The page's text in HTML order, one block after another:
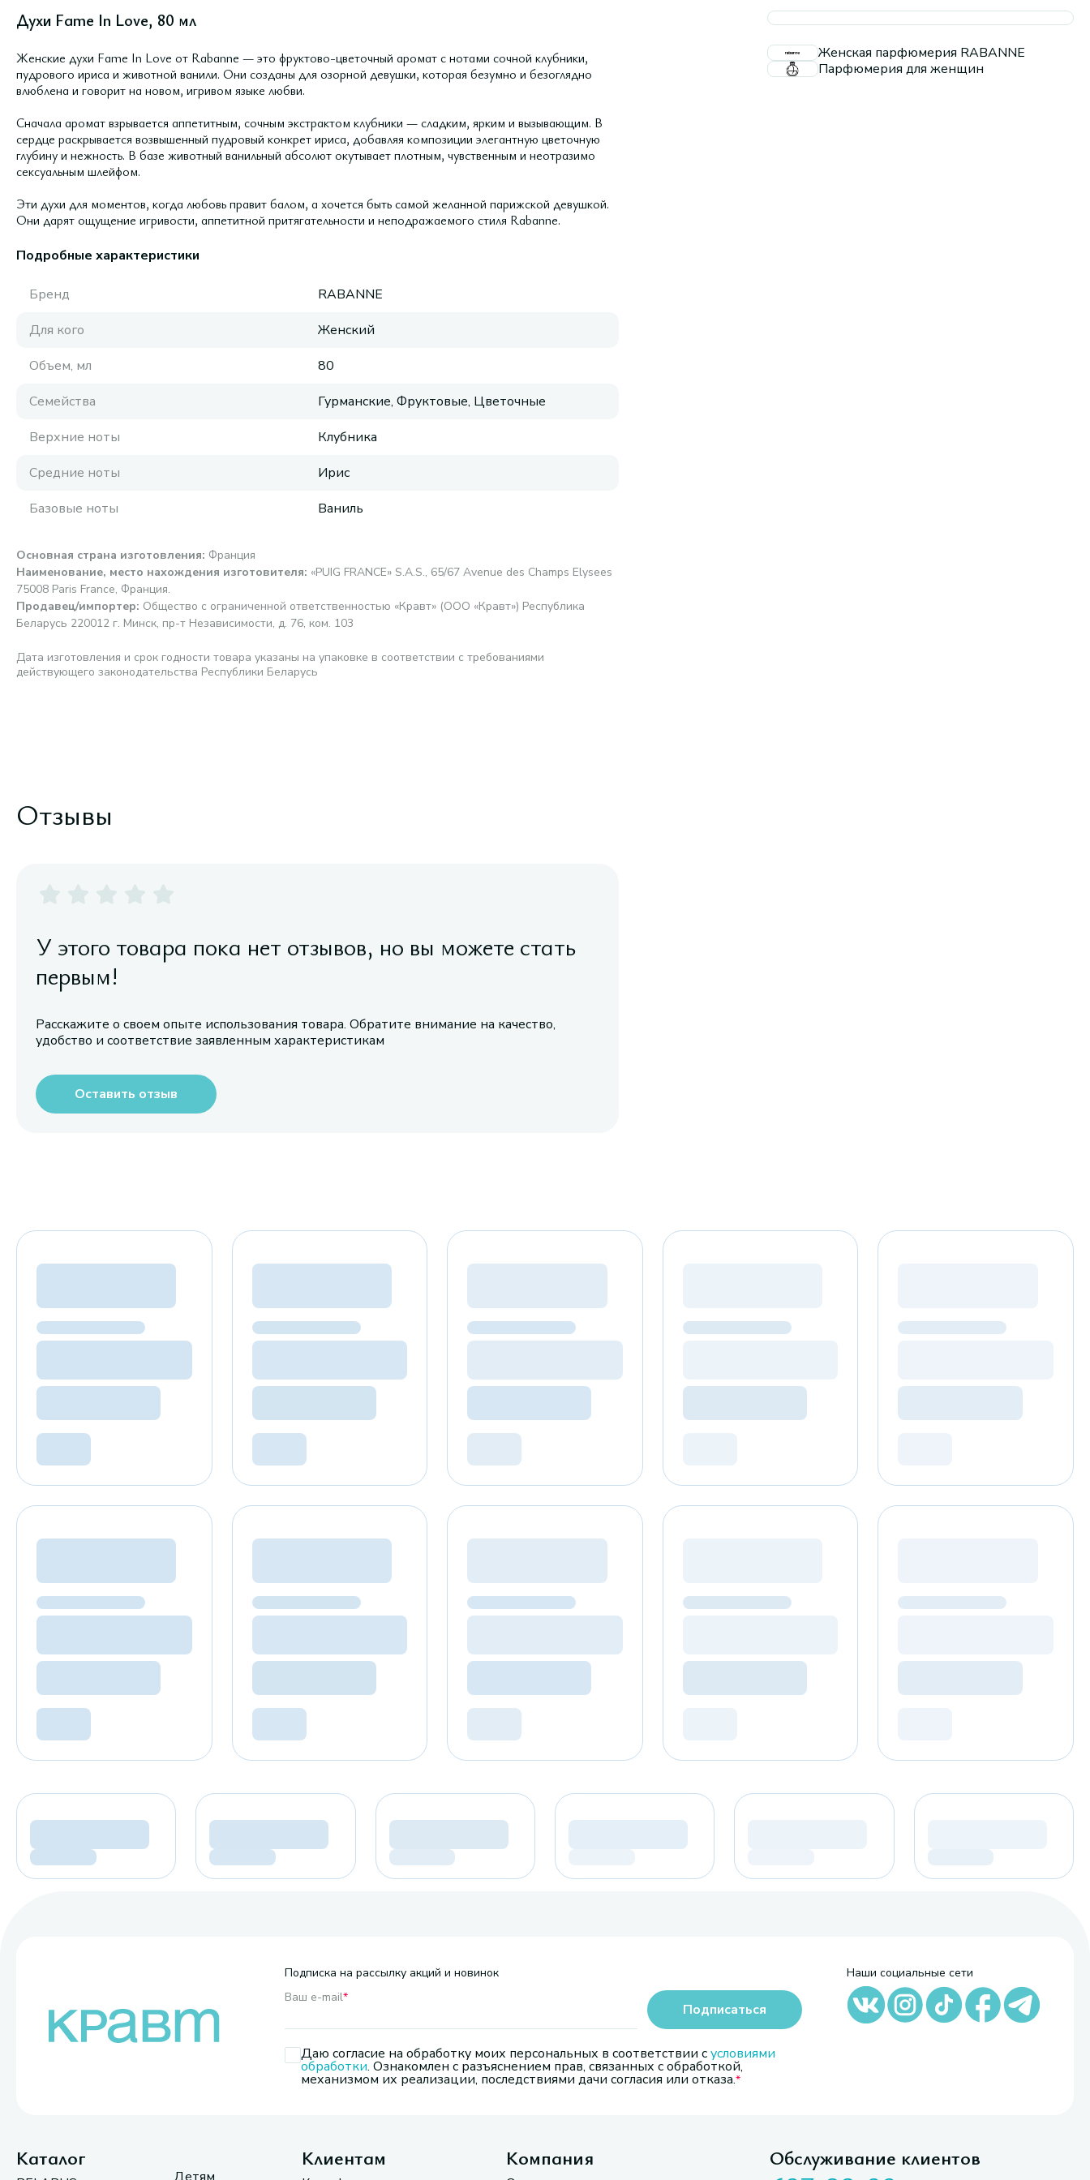
Духи Fame In Love, 80 мл
Женские духи Fame In Love от Rabanne — это фруктово-цветочный аромат с нотами сочной клубники,
пудрового ириса и животной ванили. Они созданы для озорной девушки, которая безумно и безоглядно
влюблена и говорит на новом, игривом языке любви.
Сначала аромат взрывается аппетитным, сочным экстрактом клубники — сладким, ярким и вызывающим. В
сердце раскрывается возвышенный пудровый конкрет ириса, добавляя композиции элегантную цветочную
глубину и нежность. В базе животный ванильный абсолют окутывает плотным, чувственным и неотразимо
сексуальным шлейфом.
Эти духи для моментов, когда любовь правит балом, а хочется быть самой желанной парижской девушкой.
Они дарят ощущение игривости, аппетитной притягательности и неподражаемого стиля Rabanne.
Подробные характеристики
Бренд
RABANNE
Для кого
Женский
Объем, мл
80
Семейства
Гурманские, Фруктовые, Цветочные
Верхние ноты
Клубника
Средние ноты
Ирис
Базовые ноты
Ваниль
Основная страна изготовления: Франция
Наименование, место нахождения изготовителя: «PUIG FRANCE» S.A.S., 65/67 Avenue des Champs Elysees
75008 Paris France, Франция.
Продавец/импортер: Общество с ограниченной ответственностью «Кравт» (ООО «Кравт») Республика
Беларусь 220012 г. Минск, пр-т Независимости, д. 76, ком. 103
Дата изготовления и срок годности товара указаны на упаковке в соответствии с требованиями
действующего законодательства Республики Беларусь
Женская парфюмерия RABANNE
Парфюмерия для женщин
Отзывы
У этого товара пока нет отзывов, но вы можете стать
первым!
Расскажите о своем опыте использования товара. Обратите внимание на качество,
удобство и соответствие заявленным характеристикам
Оставить отзыв
Подписка на рассылку акций и новинок
Ваш e-mail*
Даю согласие на обработку моих персональных в соответствии сусловиями
обработки. Ознакомлен с разъяснением прав, связанных с обработкой,
механизмом их реализации, последствиями дачи согласия или отказа.
Подписаться
Наши социальные сети
Каталог Клиентам Компания Обслуживание клиентов